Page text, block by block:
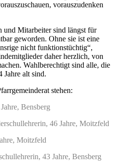
vorauszudenken
und Mitarbeiter sind längst für
geworden. Ohne sie ist eine
nicht funktionstüchtig“,
daher herzlich, von
Wahlberechtigt sind alle, die
Jahre alt sind.
stehen:
Bensberg
46 Jahre, Moitzfeld
Moitzfeld
43 Jahre, Bensberg